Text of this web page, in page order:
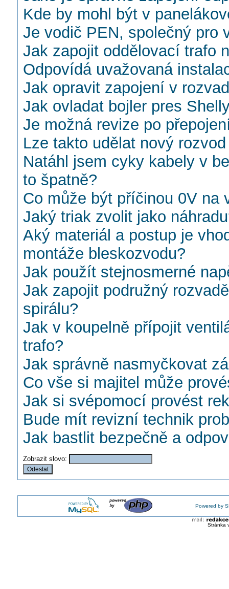
Kde by mohl být v
Je vodič PEN, společný pro
Jak zapojit oddělovací trafo
Odpovídá uvažovaná
Jak opravit zapojení v
Jak ovladat bojler pres
Je možná revize po
Lze takto udělat nový
Natáhl jsem cyky kabely v
to špatně?
Co může být příčinou 0V na
Jaký triak zvolit jako
Aký materiál a postup je
montáže bleskozvodu?
Jak použít stejnosmerné
Jak zapojit podružný
spirálu?
Jak v koupelně přípojit
trafo?
Jak správně nasmyčkovat
Co vše si majitel může
Jak si svépomocí provést
Bude mít revizní technik
Jak bastlit bezpečně a
Zobrazit slovo:
Powered by
Stránka